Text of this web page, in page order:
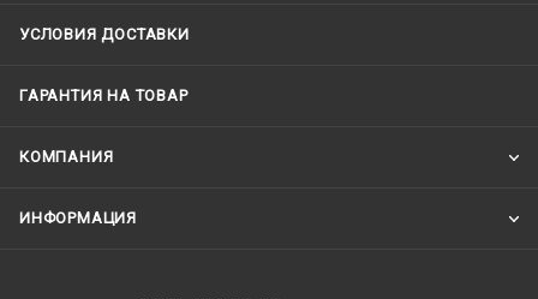
УСЛОВИЯ ДОСТАВКИ
ГАРАНТИЯ НА ТОВАР
КОМПАНИЯ
ИНФОРМАЦИЯ